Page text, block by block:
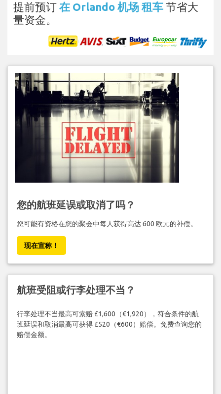
提前预订 在 Orlando 机场 租车 节省大
量资金。
您的航班延误或取消了吗？
您可能有资格在您的聚会中每人获得高达 600 欧元的补偿。
现在宣称！
航班受阻或行李处理不当？
行李处理不当最高可索赔 £1,600（€1,920），符合条件的航
班延误和取消最高可获得 £520（€600）赔偿。免费查询您的
赔偿金额。